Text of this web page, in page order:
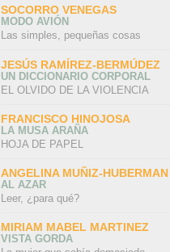
SOCORRO VENEGAS
MODO AVIÓN
Las simples, pequeñas cosas
JESÚS RAMÍREZ-BERMÚDEZ
UN DICCIONARIO CORPORAL
EL OLVIDO DE LA VIOLENCIA
FRANCISCO HINOJOSA
LA MUSA ARAÑA
HOJA DE PAPEL
ANGELINA MUÑIZ-HUBERMAN
AL AZAR
Leer, ¿para qué?
MIRIAM MABEL MARTINEZ
VISTA GORDA